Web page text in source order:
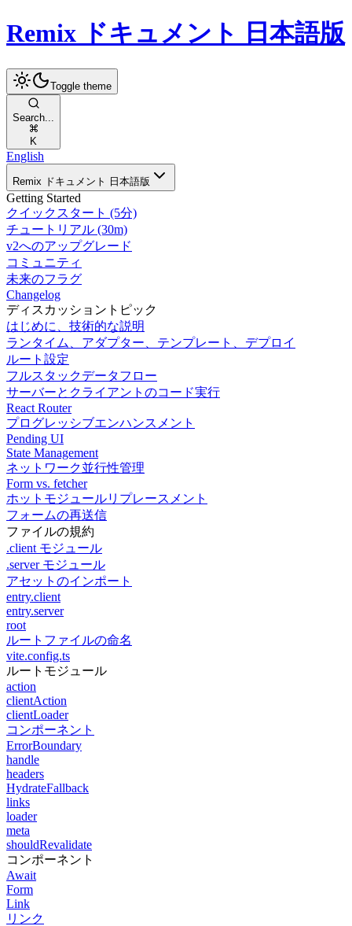
Remix ドキュメント 日本語版
Toggle theme
Search...
K
English
Remix ドキュメント 日本語版
Getting Started
クイックスタート (5分)
チュートリアル (30m)
v2へのアップグレード
コミュニティ
未来のフラグ
Changelog
ディスカッショントピック
はじめに、技術的な説明
ランタイム、アダプター、テンプレート、デプロイ
ルート設定
フルスタックデータフロー
サーバーとクライアントのコード実行
React Router
プログレッシブエンハンスメント
Pending UI
State Management
ネットワーク並行性管理
Form vs. fetcher
ホットモジュールリプレースメント
フォームの再送信
ファイルの規約
.client モジュール
.server モジュール
アセットのインポート
entry.client
entry.server
root
ルートファイルの命名
vite.config.ts
ルートモジュール
action
clientAction
clientLoader
コンポーネント
ErrorBoundary
handle
headers
HydrateFallback
links
loader
meta
shouldRevalidate
コンポーネント
Await
Form
Link
リンク